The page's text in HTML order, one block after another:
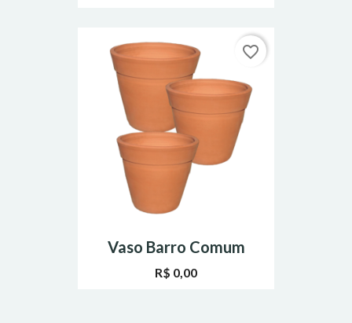
Vaso Barro Comum
R$ 0,00
favorite_border